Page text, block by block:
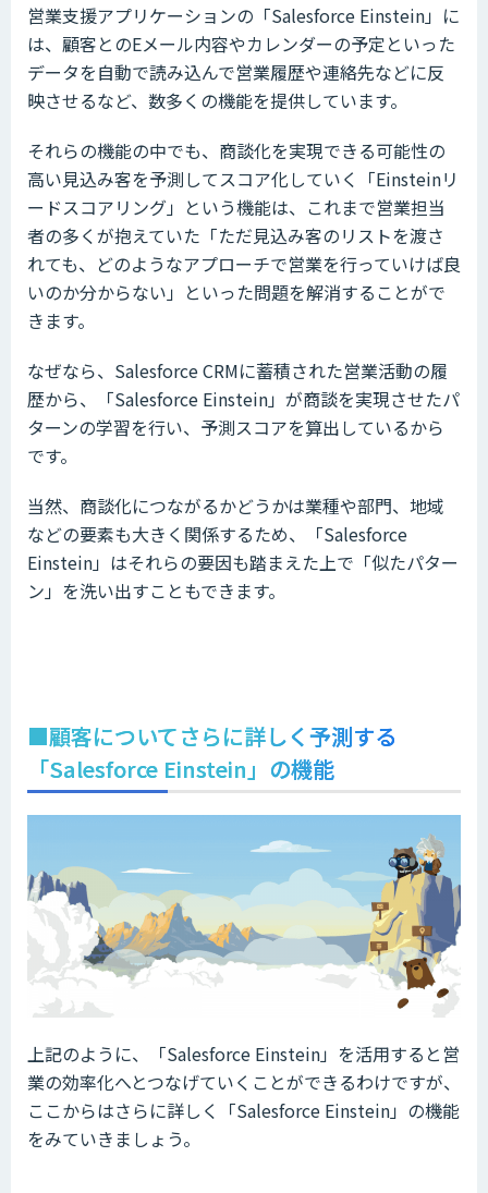
営業支援アプリケーションの「Salesforce Einstein」に
は、顧客とのEメール内容やカレンダーの予定といった
データを自動で読み込んで営業履歴や連絡先などに反
映させるなど、数多くの機能を提供しています。
それらの機能の中でも、商談化を実現できる可能性の
高い見込み客を予測してスコア化していく「Einsteinリ
ードスコアリング」という機能は、これまで営業担当
者の多くが抱えていた「ただ見込み客のリストを渡さ
れても、どのようなアプローチで営業を行っていけば良
いのか分からない」といった問題を解消することがで
きます。
なぜなら、Salesforce CRMに蓄積された営業活動の履
歴から、「Salesforce Einstein」が商談を実現させたパ
ターンの学習を行い、予測スコアを算出しているから
です。
当然、商談化につながるかどうかは業種や部門、地域
などの要素も大きく関係するため、「Salesforce
Einstein」はそれらの要因も踏まえた上で「似たパター
ン」を洗い出すこともできます。
■顧客についてさらに詳しく予測する
「Salesforce Einstein」の機能
上記のように、「Salesforce Einstein」を活用すると営
業の効率化へとつなげていくことができるわけですが、
ここからはさらに詳しく「Salesforce Einstein」の機能
をみていきましょう。